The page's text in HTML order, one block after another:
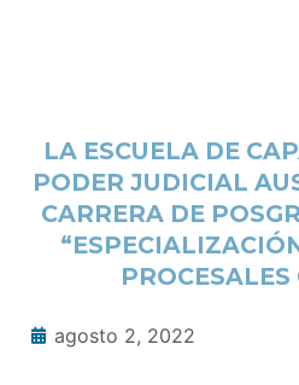
LA ESCUELA DE
PODER JUDICIAL
CARRERA DE
PROCESALES
agosto 2, 2022